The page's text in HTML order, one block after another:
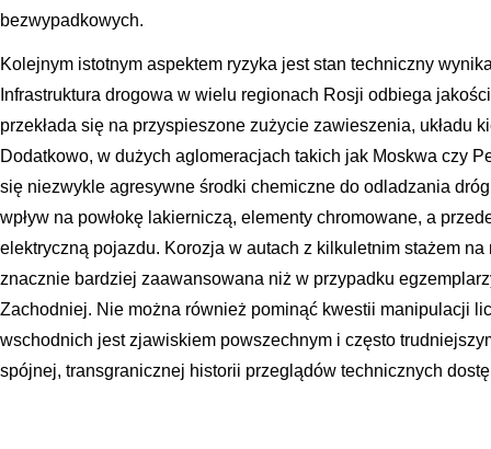
bezwypadkowych.
Kolejnym istotnym aspektem ryzyka jest stan techniczny
Infrastruktura drogowa w wielu regionach Rosji odbiega
przekłada się na przyspieszone zużycie zawieszenia, układu
Dodatkowo, w dużych aglomeracjach takich jak Moskwa czy
się niezwykle agresywne środki chemiczne do odladzania
wpływ na powłokę lakierniczą, elementy chromowane, a
elektryczną pojazdu. Korozja w autach z kilkuletnim stażem
znacznie bardziej zaawansowana niż w przypadku
Zachodniej. Nie można również pominąć kwestii manipulacji
wschodnich jest zjawiskiem powszechnym i często
spójnej, transgranicznej historii przeglądów technicznych